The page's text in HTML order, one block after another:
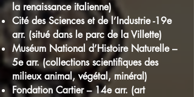
la renaissance italienne)
Cité des Sciences et de l’Industrie -19e
arr. (situé dans le parc de la Villette)
Muséum National d’Histoire Naturelle –
5e arr. (collections scientifiques des
milieux animal, végétal, minéral)
Fondation Cartier – 14e arr. (art